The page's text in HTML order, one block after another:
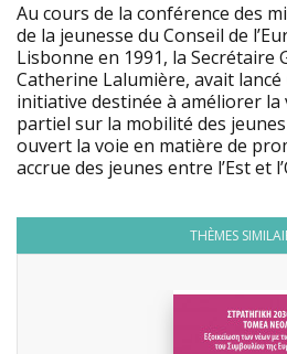
Au cours de la conférence des
de la jeunesse du Conseil de
Lisbonne en 1991, la Secrétaire
Catherine Lalumière, avait
initiative destinée à améliorer la
partiel sur la mobilité des
ouvert la voie en matière de
accrue des jeunes entre l’Est et
THÈMES